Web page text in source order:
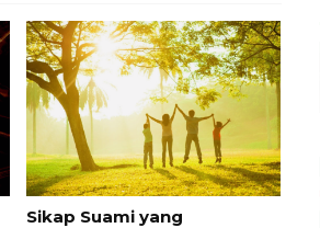
Sikap Suami yang